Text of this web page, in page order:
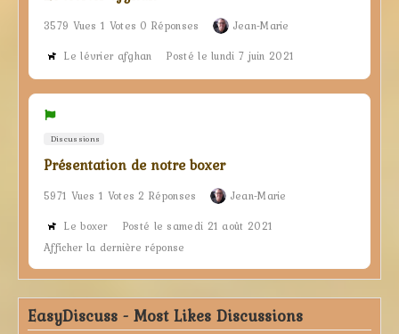
3579 Vues 1 Votes 0 Réponses
Jean-Marie
Le lévrier afghan
Posté le lundi 7 juin 2021
Discussions
Présentation de notre boxer
5971 Vues 1 Votes 2 Réponses
Jean-Marie
Le boxer
Posté le samedi 21 août 2021
Afficher la dernière réponse
EasyDiscuss - Most Likes Discussions